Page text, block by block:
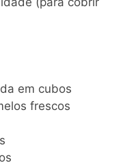
em cubos
frescos